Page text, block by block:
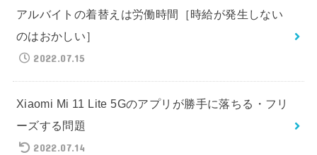
アルバイトの着替えは労働時間［時給が発生しない
のはおかしい］
2022.07.15
Xiaomi Mi 11 Lite 5Gのアプリが勝手に落ちる・フリ
ーズする問題
2022.07.14